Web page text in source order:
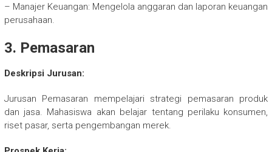
– Manajer Keuangan: Mengelola anggaran dan laporan keuangan
perusahaan.
3. Pemasaran
Deskripsi Jurusan:
Jurusan Pemasaran mempelajari strategi pemasaran produk
dan jasa. Mahasiswa akan belajar tentang perilaku konsumen,
riset pasar, serta pengembangan merek.